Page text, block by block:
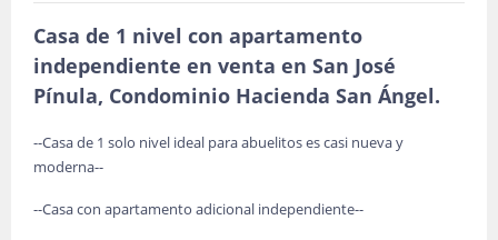
Casa de 1 nivel con apartamento
independiente en venta en San José
Pínula, Condominio Hacienda San Ángel.
--Casa de 1 solo nivel ideal para abuelitos es casi nueva y
moderna--
--Casa con apartamento adicional independiente--